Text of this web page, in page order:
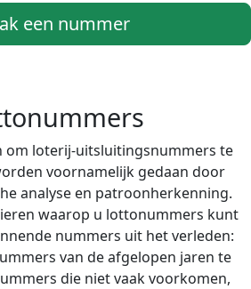
een nummer
om loterij-uitsluitingsnummers te
voornamelijk gedaan door
analyse en patroonherkenning.
waarop u lottonummers kunt
nummers uit het verleden:
van de afgelopen jaren te
die niet vaak voorkomen,